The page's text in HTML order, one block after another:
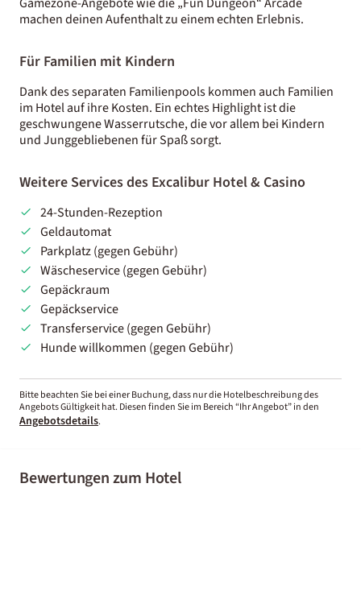
machen deinen Aufenthalt zu einem echten Erlebnis.
Für Familien mit Kindern
Dank des separaten Familienpools kommen auch Familien
im Hotel auf ihre Kosten. Ein echtes Highlight ist die
geschwungene Wasserrutsche, die vor allem bei Kindern
und Junggebliebenen für Spaß sorgt.
Weitere Services des Excalibur Hotel & Casino
24-Stunden-Rezeption
Geldautomat
Parkplatz (gegen Gebühr)
Wäscheservice (gegen Gebühr)
Gepäckraum
Gepäckservice
Transferservice (gegen Gebühr)
Hunde willkommen (gegen Gebühr)
Bitte beachten Sie bei einer Buchung, dass nur die Hotelbeschreibung des
Angebots Gültigkeit hat. Diesen finden Sie im Bereich “Ihr Angebot” in den
Angebotsdetails.
Bewertungen zum Hotel